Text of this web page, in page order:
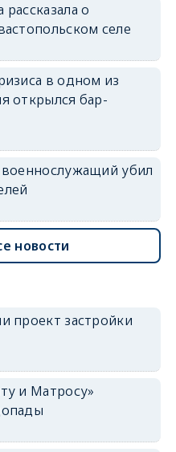
erid: 2SDnjdvhGXG
о
селе
в одном из
открылся бар-
военнослужащий убил
новости
проект застройки
и Матросу»